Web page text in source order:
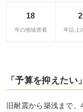
18
年の地域密着 年以上
「予算を抑えたい
旧耐震から築浅まで